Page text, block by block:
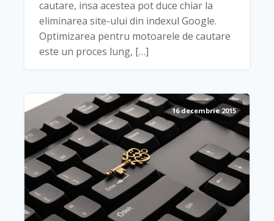
cautare, insa acestea pot duce chiar la
eliminarea site-ului din indexul Google.
Optimizarea pentru motoarele de cautare
este un proces lung, […]
16 decembrie 2015